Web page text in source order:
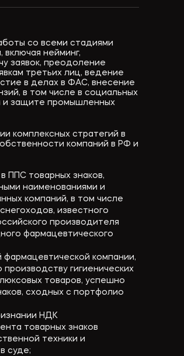
со всеми стадиями
нейминг,
заявок, преодоление
третьих лиц, ведение
в делах в ФАС, внесение
в том числе в социальных
и защите промышленных
комплексных стратегий в
компаний в РФ и
ППС товарных знаков,
наименованиями и
компаний, в том числе
известного
производителя
фармацевтического
компании,
гигиенических
товаров, успешно
сходных с портфолио
НДК
товарных знаков
техники и
суде;